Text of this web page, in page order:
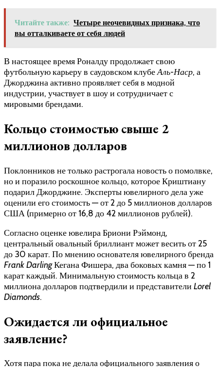
Читайте также: Четыре неочевидных признака, что
вы отталкиваете от себя людей
В настоящее время Роналду продолжает свою
футбольную карьеру в саудовском клубеАль-Наср, а
Джорджина активно проявляет себя в модной
индустрии, участвует в шоу и сотрудничает с
мировыми брендами.
Кольцо стоимостью свыше 2
миллионов долларов
Поклонников не только растрогала новость о помолвке,
но и поразило роскошное кольцо, которое Криштиану
подарил Джорджине. Эксперты ювелирного дела уже
оценили его стоимость — от 2 до 5 миллионов долларов
США (примерно от 16,8 до 42 миллионов рублей).
Согласно оценке ювелира Бриони Рэймонд,
центральный овальный бриллиант может весить от 25
до 30 карат. По мнению основателя ювелирного бренда
Frank DarlingКегана Фишера, два боковых камня — по 1
карат каждый. Минимальную стоимость кольца в 2
миллиона долларов подтвердили и представители Lorel
Diamonds.
Ожидается ли официальное
заявление?
Хотя пара пока не делала официального заявления о